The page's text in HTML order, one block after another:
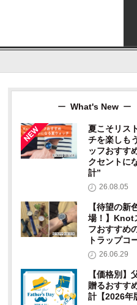
ーで結ぶ、
What's New
夏こそリス
チを楽しも
ッフおすす
クセントに
計”
26.08.05
【待望の新
場！】Knot
フおすすめ
トラップコ
26.06.29
【価格別】
贈るおすす
計【2026年